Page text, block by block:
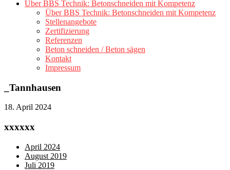
Über BBS Technik: Betonschneiden mit Kompetenz
Über BBS Technik: Betonschneiden mit Kompetenz
Stellenangebote
Zertifizierung
Referenzen
Beton schneiden / Beton sägen
Kontakt
Impressum
_Tannhausen
18. April 2024
xxxxxx
April 2024
August 2019
Juli 2019